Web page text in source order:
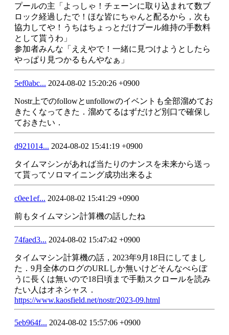
プールの主「よっしゃ！チェーンに取り込まれて数ブ
ロック経過したで！ほな皆にちゃんと配るから，次も
協力してや！うちはちょっとだけプール維持の手数料
として貰うわ」
参加者みんな「ええやで！一緒に見つけようとしたら
やっぱり見つかるもんやなぁ」
5ef0abc... 2024-08-02 15:20:26 +0900
Nostr上でのfollowとunfollowのイベントも全部溜めてお
きたくなってきた．溜めてるはずだけど別口で確保し
ておきたい．
d921014... 2024-08-02 15:41:19 +0900
タイムマシンがあれば当たりのナンスを未来から送っ
て貰ってソロマイニング成功出来るよ
c0ee1ef... 2024-08-02 15:41:29 +0900
前もタイムマシン計算機の話したね
74faed3... 2024-08-02 15:47:42 +0900
タイムマシン計算機の話，2023年9月18日にしてまし
た．9月全体のログのURLしか無いけどそんなべらぼ
うに長くは無いので18日頃まで手動スクロールを読み
たい人はオネシャス．
https://www.kaosfield.net/nostr/2023-09.html
5eb964f... 2024-08-02 15:57:06 +0900